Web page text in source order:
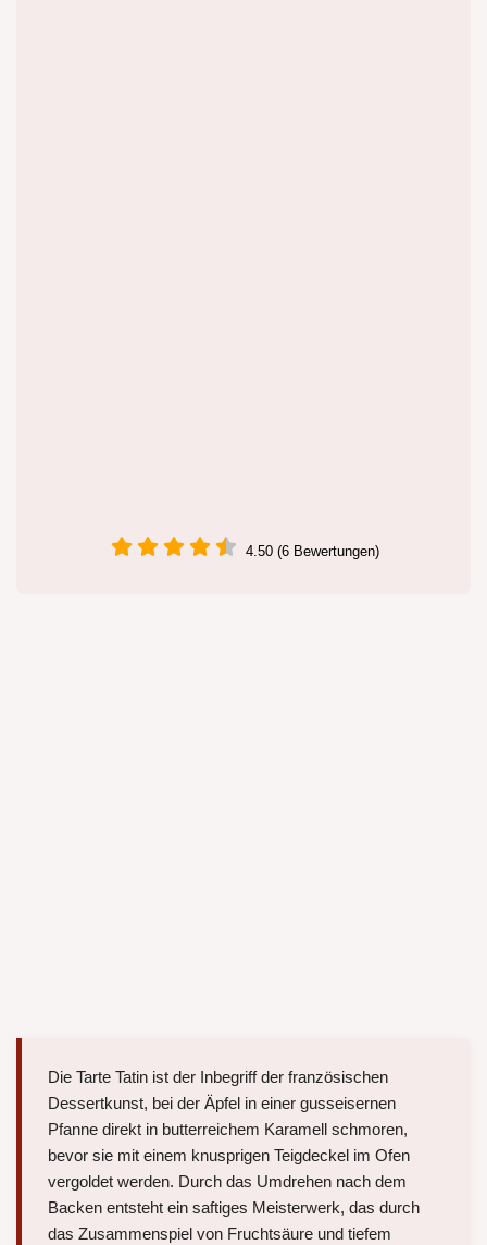
4.50 (6 Bewertungen)
Die Tarte Tatin ist der Inbegriff der französischen
Dessertkunst, bei der Äpfel in einer gusseisernen
Pfanne direkt in butterreichem Karamell schmoren,
bevor sie mit einem knusprigen Teigdeckel im Ofen
vergoldet werden. Durch das Umdrehen nach dem
Backen entsteht ein saftiges Meisterwerk, das durch
das Zusammenspiel von Fruchtsäure und tiefem